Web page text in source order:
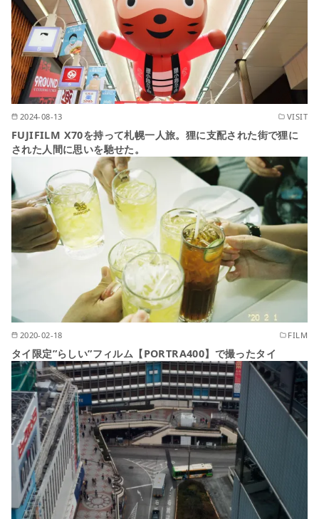
2024-08-13 VISIT
FUJIFILM X70を持って札幌一人旅。狸に支配された街で狸に
された人間に思いを馳せた。
2020-02-18 FILM
タイ限定”らしい”フィルム【PORTRA400】で撮ったタイ